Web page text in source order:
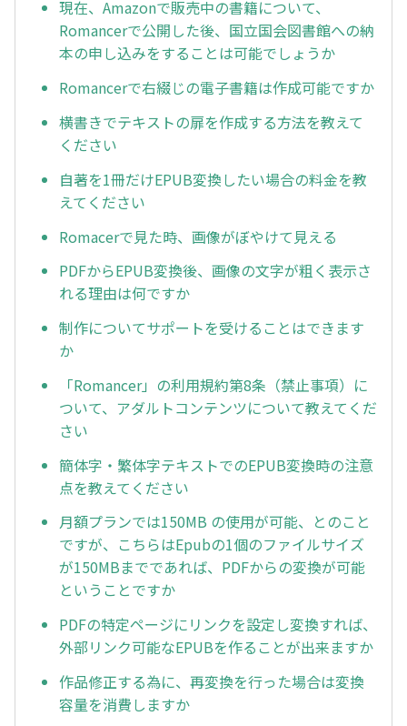
現在、Amazonで販売中の書籍について、
Romancerで公開した後、国立国会図書館への納
本の申し込みをすることは可能でしょうか
Romancerで右綴じの電子書籍は作成可能ですか
横書きでテキストの扉を作成する方法を教えて
ください
自著を1冊だけEPUB変換したい場合の料金を教
えてください
Romacerで見た時、画像がぼやけて見える
PDFからEPUB変換後、画像の文字が粗く表示さ
れる理由は何ですか
制作についてサポートを受けることはできます
か
「Romancer」の利用規約第8条（禁止事項）に
ついて、アダルトコンテンツについて教えてくだ
さい
簡体字・繁体字テキストでのEPUB変換時の注意
点を教えてください
月額プランでは150MB の使用が可能、とのこと
ですが、こちらはEpubの1個のファイルサイズ
が150MBまでであれば、PDFからの変換が可能
ということですか
PDFの特定ページにリンクを設定し変換すれば、
外部リンク可能なEPUBを作ることが出来ますか
作品修正する為に、再変換を行った場合は変換
容量を消費しますか